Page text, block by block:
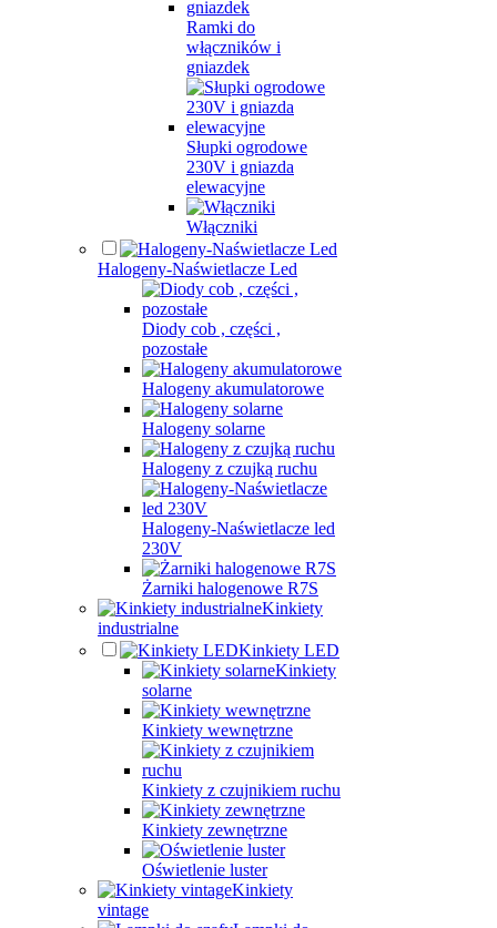
Ramki do
włączników i
gniazdek
Słupki ogrodowe
230V i gniazda
elewacyjne
Włączniki
Halogeny-Naświetlacze Led
Diody cob , części ,
pozostałe
Halogeny akumulatorowe
Halogeny solarne
Halogeny z czujką ruchu
Halogeny-Naświetlacze led
230V
Żarniki halogenowe R7S
Kinkiety
industrialne
Kinkiety LED
Kinkiety
solarne
Kinkiety wewnętrzne
Kinkiety z czujnikiem ruchu
Kinkiety zewnętrzne
Oświetlenie luster
Kinkiety
vintage